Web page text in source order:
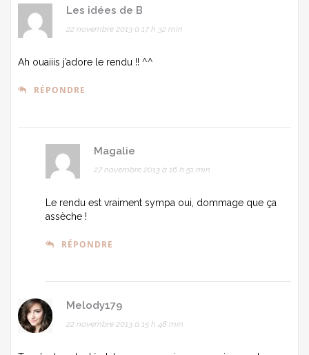
Les idées de B
22 novembre 2013 à 17 h 32 min
Ah ouaiiis j’adore le rendu !! ^^
RÉPONDRE
Magalie
27 novembre 2013 à 16 h 51 min
Le rendu est vraiment sympa oui, dommage que ça
assèche !
RÉPONDRE
Melody179
22 novembre 2013 à 15 h 48 min